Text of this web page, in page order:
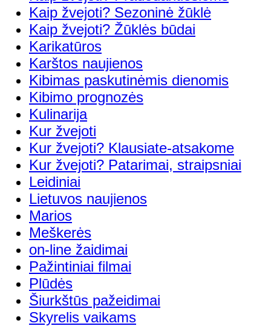
Kaip žvejoti? Sezoninė žūklė
Kaip žvejoti? Žūklės būdai
Karikatūros
Karštos naujienos
Kibimas paskutinėmis dienomis
Kibimo prognozės
Kulinarija
Kur žvejoti
Kur žvejoti? Klausiate-atsakome
Kur žvejoti? Patarimai, straipsniai
Leidiniai
Lietuvos naujienos
Marios
Meškerės
on-line žaidimai
Pažintiniai filmai
Plūdės
Šiurkštūs pažeidimai
Skyrelis vaikams